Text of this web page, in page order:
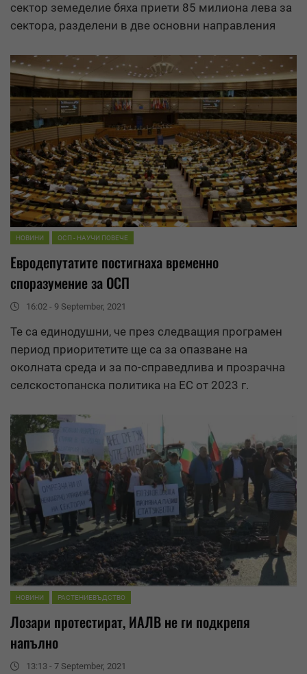
сектор земеделие бяха приети 85 милиона лева за
сектора, разделени в две основни направления
НОВИНИ ОСП - НАУЧИ ПОВЕЧЕ
Евродепутатите постигнаха временно
споразумение за ОСП
16:02 - 9 September, 2021
Те са единодушни, че през следващия програмен
период приоритетите ще са за опазване на
околната среда и за по-справедлива и прозрачна
селскостопанска политика на ЕС от 2023 г.
НОВИНИ РАСТЕНИЕВЪДСТВО
Лозари протестират, ИАЛВ не ги подкрепя
напълно
13:13 - 7 September, 2021